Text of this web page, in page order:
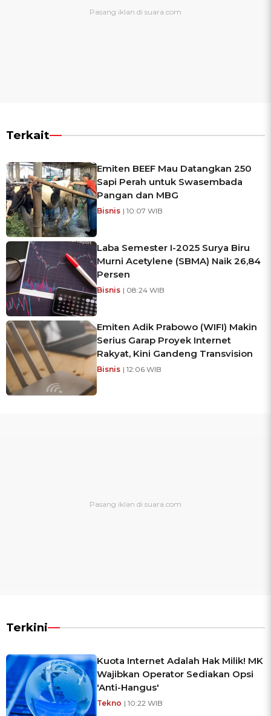
Terkait
Emiten BEEF Mau Datangkan 250
Sapi Perah untuk Swasembada
Pangan dan MBG
Bisnis | 10:07 WIB
Laba Semester I-2025 Surya Biru
Murni Acetylene (SBMA) Naik 26,84
Persen
Bisnis | 08:24 WIB
Emiten Adik Prabowo (WIFI) Makin
Serius Garap Proyek Internet
Rakyat, Kini Gandeng Transvision
Bisnis | 12:06 WIB
Terkini
Kuota Internet Adalah Hak Milik! MK
Wajibkan Operator Sediakan Opsi
'Anti-Hangus'
Tekno | 10:22 WIB